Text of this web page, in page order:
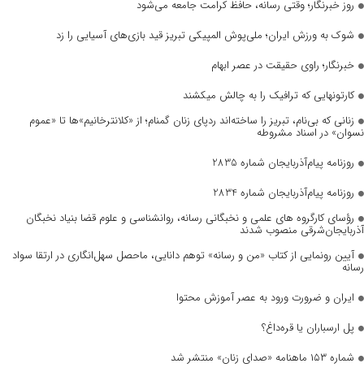
روز خبرنگار؛ وقتی رسانه، حافظ کرامت جامعه می‌شود
شوک به ورزش ایران؛ ملی‌پوش المپیکی تبریز قید بازی‌های آسیایی را زد
خبرنگار؛ راوی حقیقت در عصر ابهام
کارتونهایی که ترافیک را به چالش میکشند
زنانی که بی‌نام، تبریز را ساخته‌اند ردپای زنان گمنام؛ از «کلانترخانیم»ها تا «عموم
نسوان» در اسناد مشروطه
روزنامه پیام‌آذربایجان شماره 2835
روزنامه پیام‌آذربایجان شماره 2834
رؤسای کارگروه های علمی و نخبگانی رسانه، روانشناسی و علوم قضا بنیاد نخبگان
آذربایجان‌شرقی منصوب شدند
آیین رونمایی از کتاب «من و رسانه» توهم دانایی، ماحصل سهل‌انگاری در ارتقا سواد
رسانه
ایران و ضرورت ورود به عصر آموزش محتوا
پل ارسباران یا قره‌داغ؟
شماره ۱۵۳ ماهنامه «صدای زنان» منتشر شد